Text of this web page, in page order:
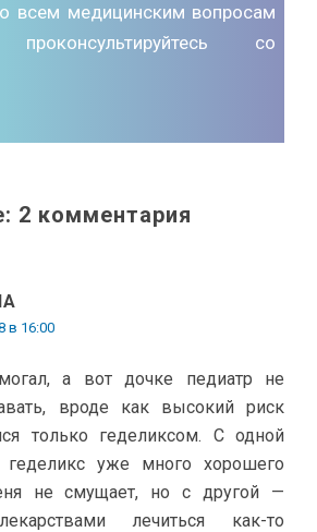
всем медицинским вопросам
проконсультируйтесь со
2 комментария
в 16:00
а вот дочке педиатр не
вроде как высокий риск
только геделиксом. С одной
уже много хорошего
не смущает, но с другой —
лечиться как-то